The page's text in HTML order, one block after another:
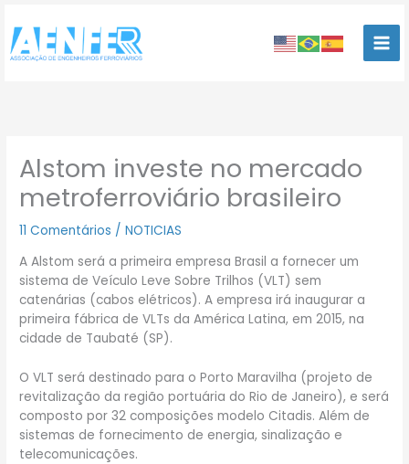
para
conteúdo
Alstom investe no mercado
metroferroviário brasileiro
11 Comentários /NOTICIAS
A Alstom será a primeira empresa Brasil a fornecer um
sistema de Veículo Leve Sobre Trilhos (VLT) sem
catenárias (cabos elétricos). A empresa irá inaugurar a
primeira fábrica de VLTs da América Latina, em 2015, na
cidade de Taubaté (SP).
O VLT será destinado para o Porto Maravilha (projeto de
revitalização da região portuária do Rio de Janeiro), e será
composto por 32 composições modelo Citadis. Além de
sistemas de fornecimento de energia, sinalização e
telecomunicações.